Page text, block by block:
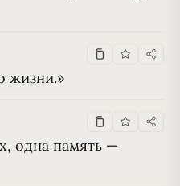
жизни.»
одна память —